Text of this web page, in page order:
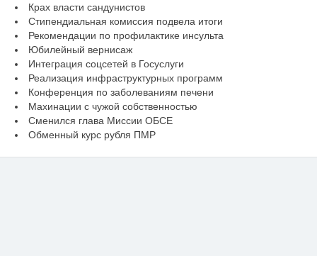
Крах власти сандунистов
Стипендиальная комиссия подвела итоги
Рекомендации по профилактике инсульта
Юбилейный вернисаж
Интеграция соцсетей в Госуслуги
Реализация инфраструктурных программ
Конференция по заболеваниям печени
Махинации с чужой собственностью
Сменился глава Миссии ОБСЕ
Обменный курс рубля ПМР